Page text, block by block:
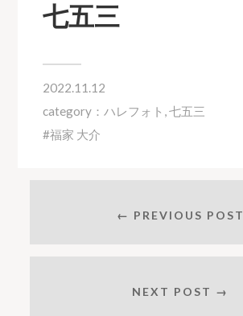
七五三
2022.11.12
category： ハレフォト ,七五三
福家 大介
← PREVIOUS POST
NEXT POST →